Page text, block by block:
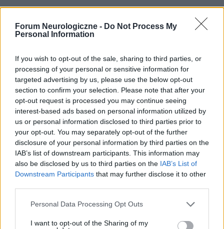
Forum Neurologiczne - Do Not Process My
Personal Information
If you wish to opt-out of the sale, sharing to third parties, or
processing of your personal or sensitive information for
targeted advertising by us, please use the below opt-out
section to confirm your selection. Please note that after your
opt-out request is processed you may continue seeing
interest-based ads based on personal information utilized by
us or personal information disclosed to third parties prior to
your opt-out. You may separately opt-out of the further
disclosure of your personal information by third parties on the
IAB’s list of downstream participants. This information may
also be disclosed by us to third parties on the IAB’s List of
Downstream Participants that may further disclose it to other
Personal Data Processing Opt Outs
I want to opt-out of the Sharing of my
Reklama: